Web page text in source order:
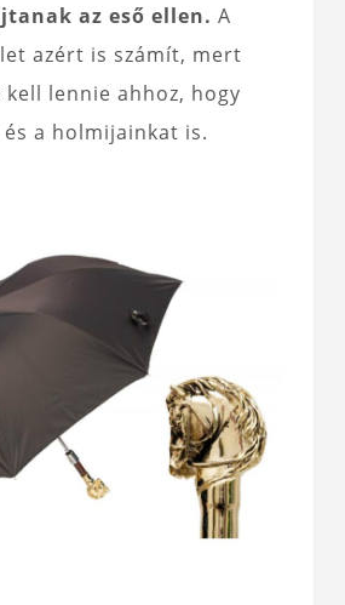
az eső ellen. A
azért is számít, mert
kell lennie ahhoz, hogy
a holmijainkat is.